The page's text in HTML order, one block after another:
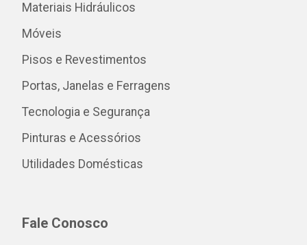
Materiais Hidráulicos
Móveis
Pisos e Revestimentos
Portas, Janelas e Ferragens
Tecnologia e Segurança
Pinturas e Acessórios
Utilidades Domésticas
Fale Conosco